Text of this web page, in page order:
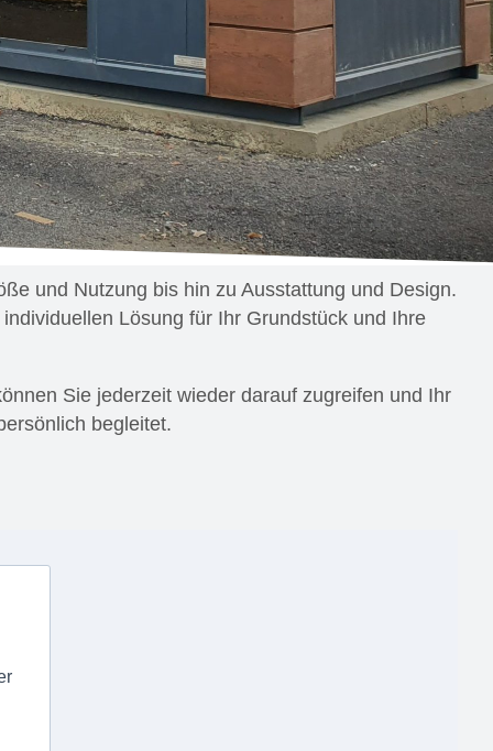
und Nutzung bis hin zu Ausstattung und Design.
Lösung für Ihr Grundstück und Ihre
Sie jederzeit wieder darauf zugreifen und Ihr
begleitet.